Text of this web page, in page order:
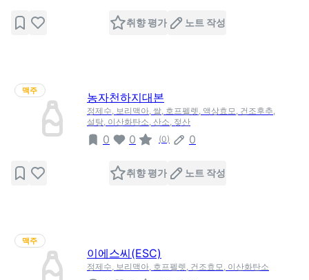
취향 평가 노트 작성
맥주
농자천하지대본
정제수, 보리맥아, 쌀, 호프펠렛, 액상효모, 건조후추,
설탕, 이산화탄소, 산소, 젖산
0 0 (0) 0
취향 평가 노트 작성
맥주
이에스씨(ESC)
정제수, 보리맥아, 호프펠렛, 건조효모, 이산화탄소